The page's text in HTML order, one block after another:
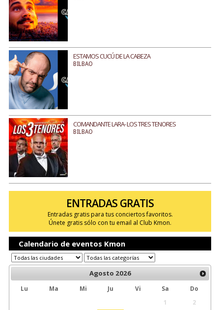
ESTAMOS CUCÚ DE LA CABEZA
BILBAO
COMANDANTE LARA- LOS TRES TENORES
BILBAO
ENTRADAS GRATIS
Entradas gratis para tus conciertos favoritos.
Únete gratis sólo con tu email al Club Kmon.
Calendario de eventos Kmon
Agosto 2026
Lu Ma Mi Ju Vi Sa
Do
1
2